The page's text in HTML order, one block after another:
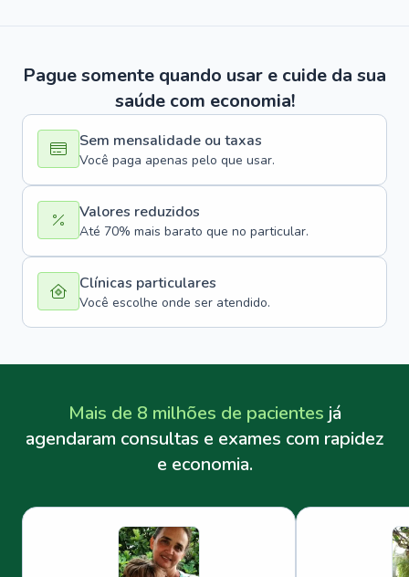
Pague somente quando usar e cuide da sua
saúde com economia!
Sem mensalidade ou taxas
Você paga apenas pelo que usar.
Valores reduzidos
Até 70% mais barato que no particular.
Clínicas particulares
Você escolhe onde ser atendido.
Mais de 8 milhões de pacientes já
agendaram consultas e exames com rapidez
e economia.